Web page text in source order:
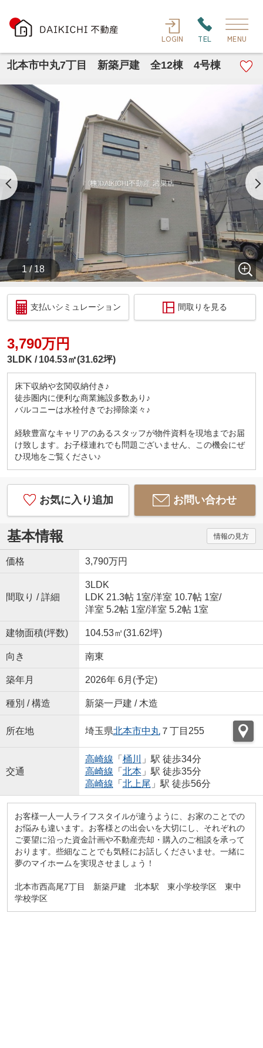
LOGIN TEL MENU
北本市中丸7丁目 新築戸建 全12棟 4号棟
1 / 18
支払いシミュレーション 間取りを見る
3,790万円
3LDK 104.53㎡(31.62坪)
床下収納や玄関収納付き♪
徒歩圏内に便利な商業施設多数あり♪
バルコニーは水栓付きでお掃除楽々♪
経験豊富なキャリアのあるスタッフが物件資料を現地までお届
け致します。お子様連れでも問題ございません、この機会にぜ
ひ現地をご覧ください♪
お気に入り追加 お問い合わせ
基本情報 情報の見方
価格 3,790万円
間取り / 詳細
3LDK
LDK 21.3帖 1室/洋室 10.7帖 1室/
洋室 5.2帖 1室/洋室 5.2帖 1室
建物面積(坪数) 104.53㎡(31.62坪)
向き 南東
築年月 2026年 6月(予定)
種別 / 構造 新築一戸建 / 木造
所在地 埼玉県北本市中丸７丁目255
交通
高崎線 「 桶川
」駅 徒歩34分
高崎線 「 北本」駅 徒歩35分
高崎線 「 北上尾 」駅 徒歩56分
お客様一人一人ライフスタイルが違うように、お家のことでの
お悩みも違います。お客様との出会いを大切にし、それぞれの
ご要望に沿った資金計画や不動産売却・購入のご相談を承って
おります。些細なことでも気軽にお話しくださいませ。一緒に
夢のマイホームを実現させましょう！
北本市西高尾7丁目 新築戸建 北本駅 東小学校学区 東中
学校学区